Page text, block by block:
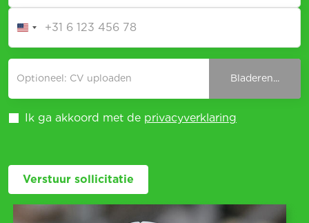
Optioneel: CV uploaden Bladeren...
Ik ga akkoord met de privacyverklaring
Verstuur sollicitatie